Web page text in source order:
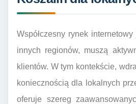
Współczesny rynek
innych regionów, muszą
klientów. W tym kontekście,
koniecznością dla lokalnych
oferuje szereg